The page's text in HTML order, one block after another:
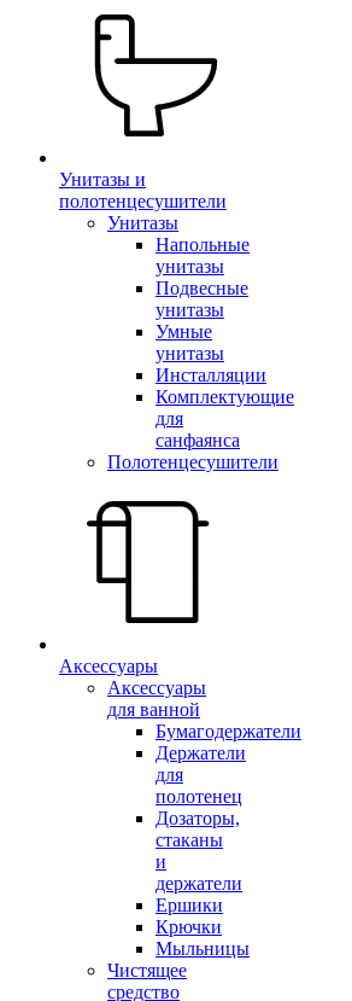
Унитазы и
полотенцесушители
Унитазы
Напольные
унитазы
Подвесные
унитазы
Умные
унитазы
Инсталляции
Комплектующие
для
санфаянса
Полотенцесушители
Аксессуары
Аксессуары
для ванной
Бумагодержатели
Держатели
для
полотенец
Дозаторы,
стаканы
и
держатели
Ершики
Крючки
Мыльницы
Чистящее
средство